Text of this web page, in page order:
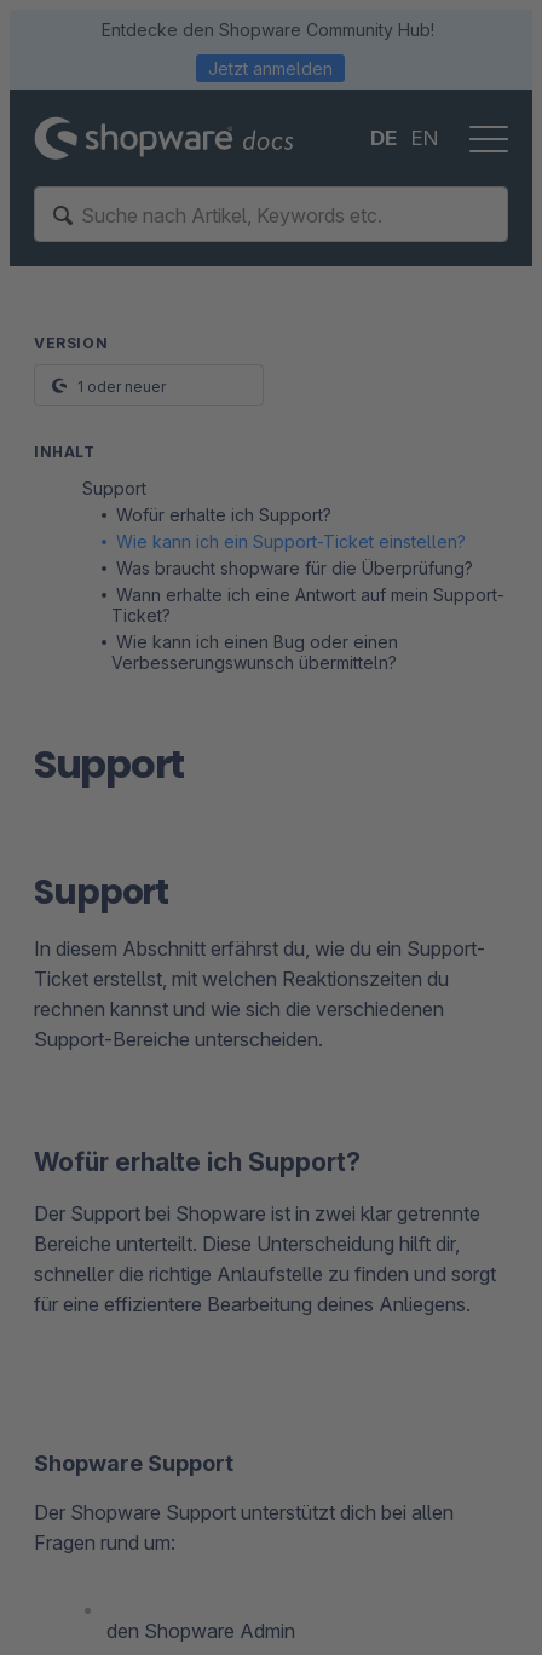
Entdecke den Shopware Community Hub!
Jetzt anmelden
DE EN
Support
Support
In diesem Abschnitt erfährst du, wie du ein Support-
Ticket erstellst, mit welchen Reaktionszeiten du
rechnen kannst und wie sich die verschiedenen
Support-Bereiche unterscheiden.
Wofür erhalte ich Support?
Der Support bei Shopware ist in zwei klar getrennte
Bereiche unterteilt. Diese Unterscheidung hilft dir,
schneller die richtige Anlaufstelle zu finden und sorgt
für eine effizientere Bearbeitung deines Anliegens.
Shopware Support
Der Shopware Support unterstützt dich bei allen
Fragen rund um:
den Shopware Admin
VERSION
1 oder neuer
INHALT
Support
Wofür erhalte ich Support?
Wie kann ich ein Support-Ticket einstellen?
Was braucht shopware für die Überprüfung?
Wann erhalte ich eine Antwort auf mein Support-
Ticket?
Wie kann ich einen Bug oder einen
Verbesserungswunsch übermitteln?